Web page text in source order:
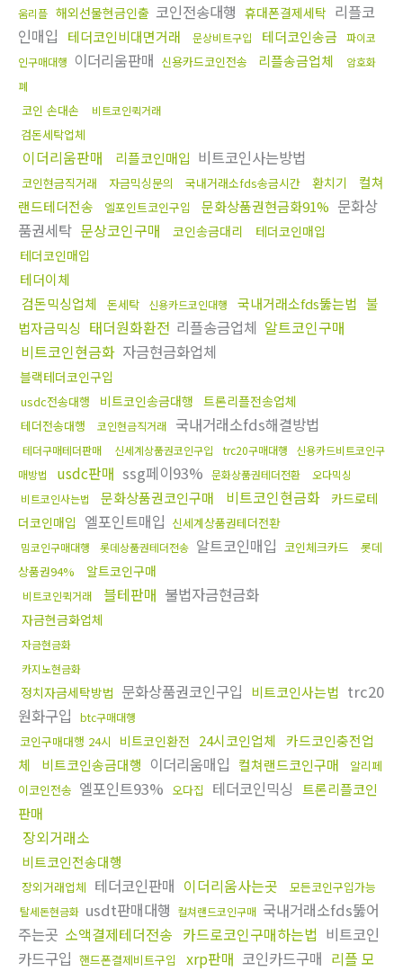
움리플 해외선물현금인출 코인전송대행 휴대폰결제세탁 리플코
인매입
테더코인비대면거래 문상비트구입 테더코인송금
파이코
인구매대행 이더리움판매 신용카드코인전송 리플송금업체
암호화
폐
코인 손대손 비트코인퀵거래
검돈세탁업체
이더리움판매 리플코인매입 비트코인사는방법
코인현금직거래 자금믹싱문의 국내거래소fds송금시간 환치기
컬쳐
랜드테더전송
엘포인트코인구입 문화상품권현금화91% 문화상
품권세탁 문상코인구매 코인송금대리
테더코인매입
테더코인매입
테더이체
검돈믹싱업체
돈세탁 신용카드코인대행 국내거래소fds뚫는법 불
법자금믹싱 태더원화환전 리플송금업체 알트코인구매
비트코인현금화 자금현금화업체
블랙테더코인구입
usdc전송대행 비트코인송금대행 트론리플전송업체
테더전송대행 코인현금직거래 국내거래소fds해결방법
테더구매테더판매 신세계상품권코인구입 trc20구매대행
신용카드비트코인구
매방법
usdc판매 ssg페이93% 문화상품권테더전환
오다믹싱
비트코인사는법
문화상품권코인구매 비트코인현금화
카드로테
더코인매입 엘포인트매입 신세계상품권테더전환
밈코인구매대행 롯데상품권테더전송 알트코인매입 코인체크카드
롯데
상품권94%
알트코인구매
비트코인퀵거래 블테판매 불법자금현금화
자금현금화업체
자금현금화
카지노현금화
정치자금세탁방법 문화상품권코인구입 비트코인사는법 trc20
원화구입
btc구매대행
코인구매대행 24시 비트코인환전 24시코인업체 카드코인충전업
체
비트코인송금대행 이더리움매입 컬쳐랜드코인구매
알리페
이코인전송 엘포인트93% 오다집 테더코인믹싱 트론리플코인
판매
장외거래소
비트코인전송대행
장외거래업체 테더코인판매 이더리움사는곳 모든코인구입가능
탈세돈현금화 usdt판매대행 컬쳐랜드코인구매 국내거래소fds뚫어
주는곳 소액결제테더전송 카드로코인구매하는법 비트코인
카드구입 핸드폰결제비트구입 xrp판매 코인카드구매 리플 모